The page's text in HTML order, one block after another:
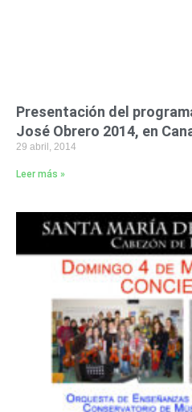
Presentación del
José Obrero 2014, en
29 abril, 2014
Leer más »